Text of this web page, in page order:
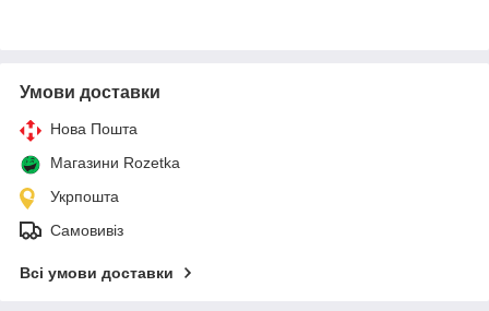
Умови доставки
Нова Пошта
Магазини Rozetka
Укрпошта
Самовивіз
Всі умови доставки